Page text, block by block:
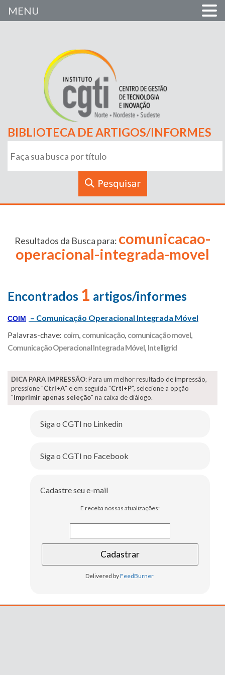
BIBLIOTECA DE ARTIGOS/INFORMES
Resultados da Busca para: comunicacao-
operacional-integrada-movel
Encontrados 1 artigos/informes
COIM – Comunicação Operacional Integrada Móvel
Palavras-chave: coim, comunicação, comunicação movel,
Comunicação Operacional Integrada Móvel, Intelligrid
DICA PARA IMPRESSÃO: Para um melhor resultado de impressão,
pressione "Ctrl+A" e em seguida "Crtl+P", selecione a opção
"Imprimir apenas seleção" na caixa de diálogo.
Siga o CGTI no Linkedin
Siga o CGTI no Facebook
Cadastre seu e-mail
E receba nossas atualizações:
Delivered byFeedBurner
MENU